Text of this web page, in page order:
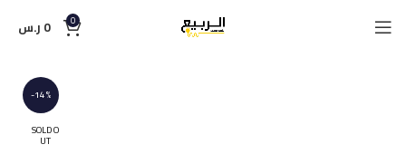
0
0 ر.س
-14%
SOLD O
UT